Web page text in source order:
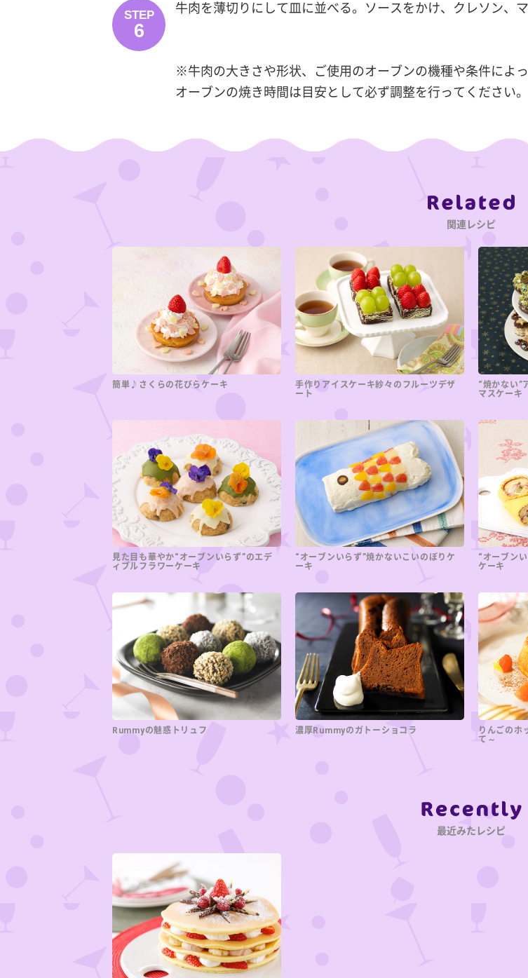
STEP
6
牛肉を薄切りにして皿に並べる。ソースをかけ、クレソン、
※牛肉の大きさや形状、ご使用のオーブンの機種や条件によ
オーブンの焼き時間は目安として必ず調整を行ってください。
Category
関連レシピ
簡単♪さくらの花びらケーキ
手作りアイスケーキ紗々のフルーツデザ
ート
“焼かない”
マスケーキ
見た目も華やか“オーブンいらず”のエデ
ィブルフラワーケーキ
“オーブンいらず”焼かないこいのぼりケ
ーキ
“オーブン
ケーキ
Rummyの魅惑トリュフ 濃厚Rummyのガトーショコラ
りんごのホ
て～
Category
最近みたレシピ